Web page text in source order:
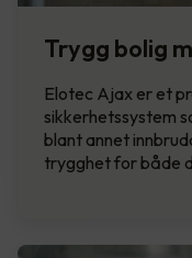
Trygg bolig
Elotec Ajax er et
sikkerhetssystem
blant annet
trygghet for både